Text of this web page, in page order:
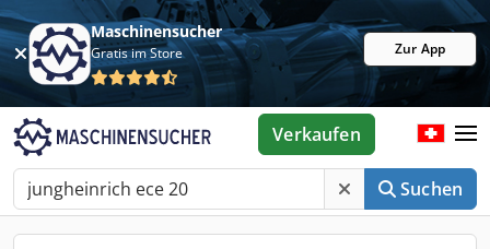
Maschinensucher
Gratis im Store Zur App
Suchen
Verkaufen